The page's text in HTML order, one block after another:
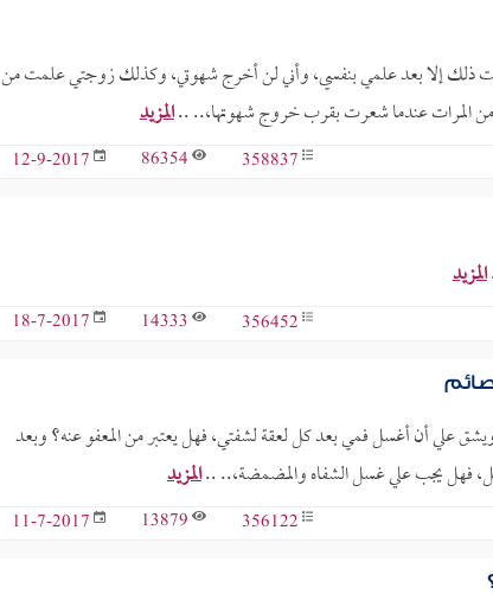
ذلك إلا بعد علمي بنفسي، وأني لن أخرج شهوتي، وكذلك زوجتي علمت من
من المرات عندما شعرت بقرب خروج شهوتها،.. ..المزيد
358837
86354
12-9-2017
المزيد
356452
14333
18-7-2017
علي أن أغسل فمي بعد كل لعقة لشفتي، فهل يعتبر من المعفو عنه؟ وبعد
فهل يجب علي غسل الشفاه والمضمضة،.. ..المزيد
356122
13879
11-7-2017